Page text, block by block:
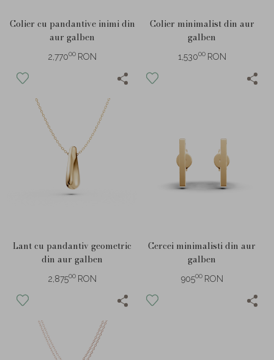
Colier cu pandantive inimi din
aur galben
2,77000 RON
Colier minimalist din aur
galben
1,53000 RON
Lant cu pandantiv geometric
din aur galben
2,87500 RON
Cercei minimalisti din aur
galben
90500 RON